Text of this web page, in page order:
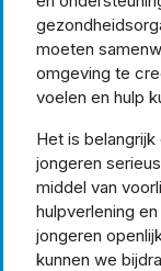
moeten
omgeving te
voelen en hulp
Het is
jongeren
middel van
hulpverlening
jongeren
kunnen we